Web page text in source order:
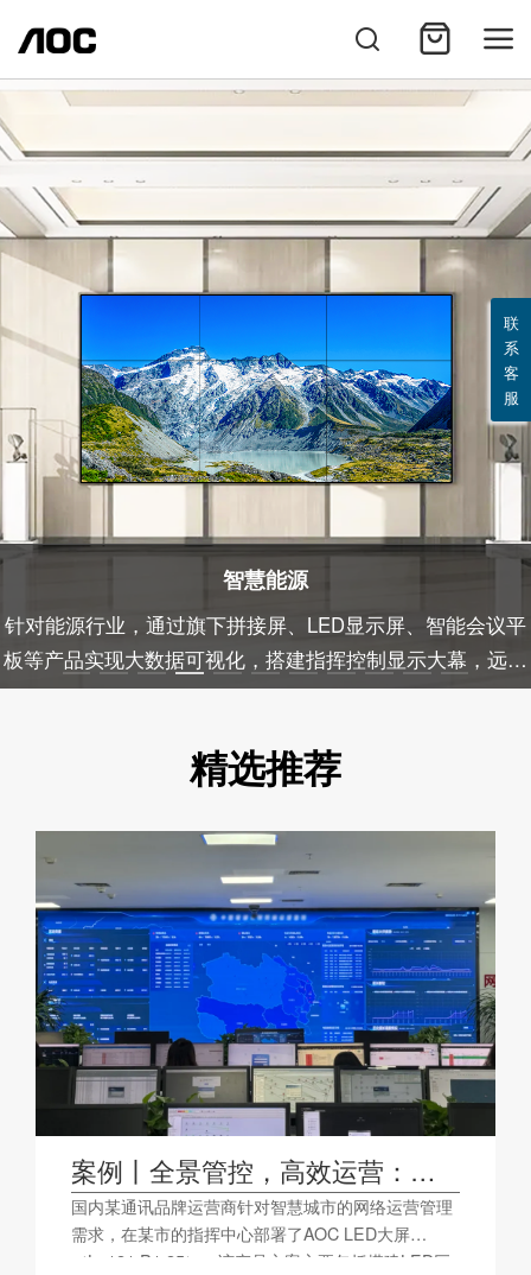
智慧金融
针对金融证券银行等领域，通过旗下条形屏、双面海报屏、
数字标牌、智能拼接屏、LED显示屏等全屏生态搭建金融全
场景显示方案。
精选推荐
案例丨全景管控，高效运营：
AOC LED大屏助力某品牌运营商
打造数字网络运营监控平台
国内某通讯品牌运营商针对智慧城市的网络运营管理
需求，在某市的指挥中心部署了AOC LED大屏
（Lp121 P1.25），该产品方案主要包括搭建LED巨
联
系
客
服